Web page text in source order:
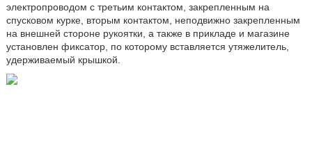
электропроводом с третьим контактом, закрепленным на
спусковом курке, вторым контактом, неподвижно закрепленным
на внешней стороне рукоятки, а также в прикладе и магазине
установлен фиксатор, по которому вставляется утяжелитель,
удерживаемый крышкой.